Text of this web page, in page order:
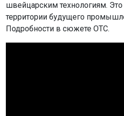
швейцарским технологиям.
территории будущего
Подробности в сюжете ОТС.